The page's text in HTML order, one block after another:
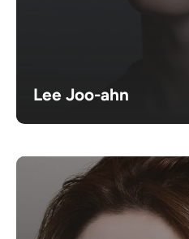
Lee Joo-ahn